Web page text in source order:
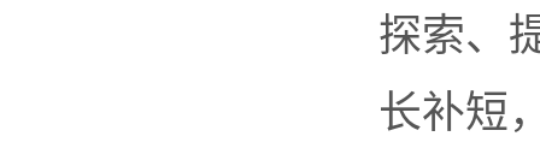
探索、
长补短